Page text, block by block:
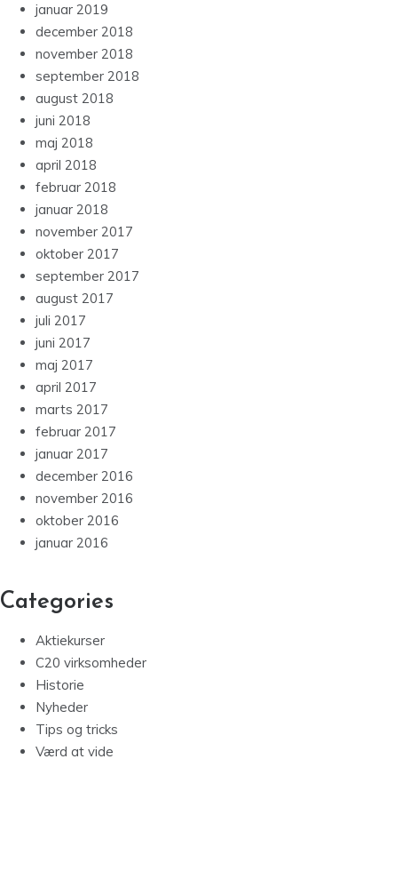
januar 2019
december 2018
november 2018
september 2018
august 2018
juni 2018
maj 2018
april 2018
februar 2018
januar 2018
november 2017
oktober 2017
september 2017
august 2017
juli 2017
juni 2017
maj 2017
april 2017
marts 2017
februar 2017
januar 2017
december 2016
november 2016
oktober 2016
januar 2016
Categories
Aktiekurser
C20 virksomheder
Historie
Nyheder
Tips og tricks
Værd at vide